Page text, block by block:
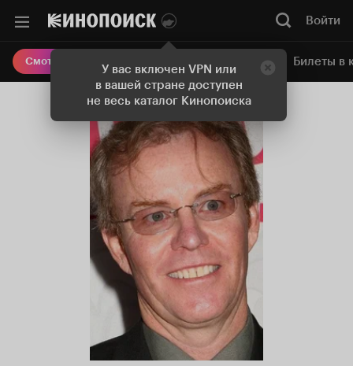
У вас включен VPN или
в вашей стране доступен
не весь каталог Кинопоиска
Войти
Смотреть кино Онлайн-кинотеатр Билеты в